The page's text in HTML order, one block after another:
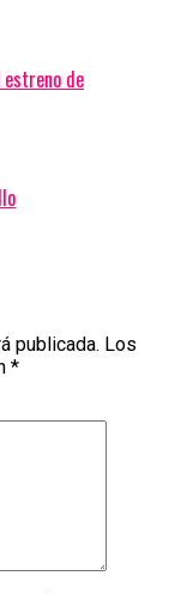
de
publicada. Los
*